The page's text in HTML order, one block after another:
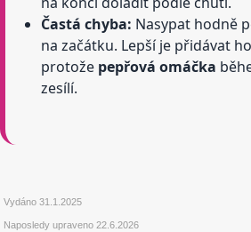
Častá chyba: Nasypat hodně
na začátku. Lepší je přidávat
protože pepřová omáčka
zesílí.
Vydáno31.1.2025
Naposledy upraveno22.6.2026